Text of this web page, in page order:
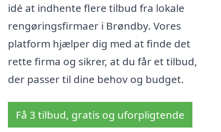
idé at indhente flere tilbud fra lokale
rengøringsfirmaer i Brøndby. Vores
platform hjælper dig med at finde det
rette firma og sikrer, at du får et tilbud,
der passer til dine behov og budget.
Få 3 tilbud, gratis og uforpligtende